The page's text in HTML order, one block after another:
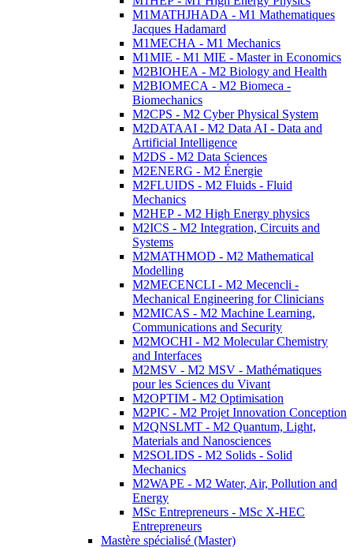
M1MATHJHADA - M1 Mathematiques
Jacques Hadamard
M1MECHA - M1 Mechanics
M1MIE - M1 MIE - Master in Economics
M2BIOHEA - M2 Biology and Health
M2BIOMECA - M2 Biomeca -
Biomechanics
M2CPS - M2 Cyber Physical System
M2DATAAI - M2 Data AI - Data and
Artificial Intelligence
M2DS - M2 Data Sciences
M2ENERG - M2 Énergie
M2FLUIDS - M2 Fluids - Fluid
Mechanics
M2HEP - M2 High Energy physics
M2ICS - M2 Integration, Circuits and
Systems
M2MATHMOD - M2 Mathematical
Modelling
M2MECENCLI - M2 Mecencli -
Mechanical Engineering for Clinicians
M2MICAS - M2 Machine Learning,
Communications and Security
M2MOCHI - M2 Molecular Chemistry
and Interfaces
M2MSV - M2 MSV - Mathématiques
pour les Sciences du Vivant
M2OPTIM - M2 Optimisation
M2PIC - M2 Projet Innovation Conception
M2QNSLMT - M2 Quantum, Light,
Materials and Nanosciences
M2SOLIDS - M2 Solids - Solid
Mechanics
M2WAPE - M2 Water, Air, Pollution and
Energy
MSc Entrepreneurs - MSc X-HEC
Entrepreneurs
Mastère spécialisé (Master)